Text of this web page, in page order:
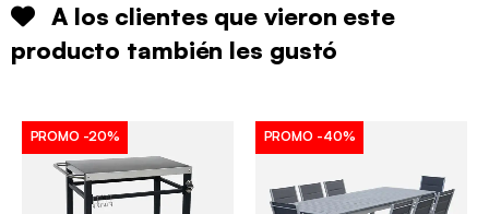
A los clientes que vieron este
producto también les gustó
PROMO -20% PROMO -40%